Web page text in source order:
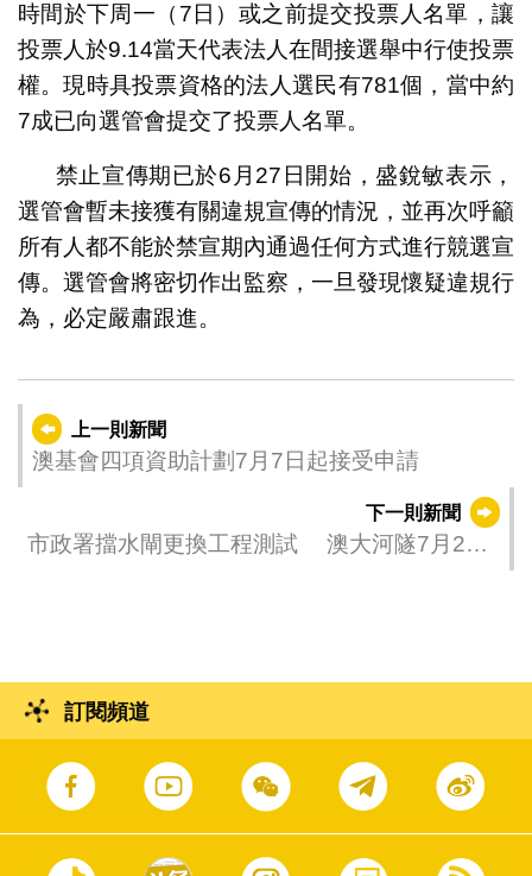
時間於下周一（7日）或之前提交投票人名單，讓
投票人於9.14當天代表法人在間接選舉中行使投票
權。現時具投票資格的法人選民有781個，當中約
7成已向選管會提交了投票人名單。
禁止宣傳期已於6月27日開始，盛銳敏表示，
選管會暫未接獲有關違規宣傳的情況，並再次呼籲
所有人都不能於禁宣期內通過任何方式進行競選宣
傳。選管會將密切作出監察，一旦發現懷疑違規行
為，必定嚴肅跟進。
上一則新聞
澳基會四項資助計劃7月7日起接受申請
下一則新聞
市政署擋水閘更換工程測試 澳大河隧7月2日
訂閱頻道